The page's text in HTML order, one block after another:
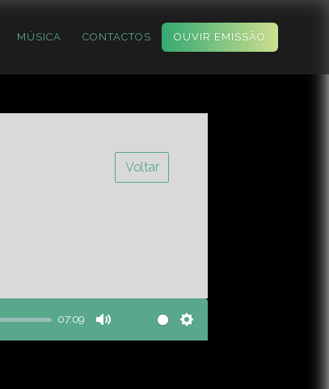
MÚSICA CONTACTOS OUVIR EMISSÃO
Voltar
07:09
Mute Settings